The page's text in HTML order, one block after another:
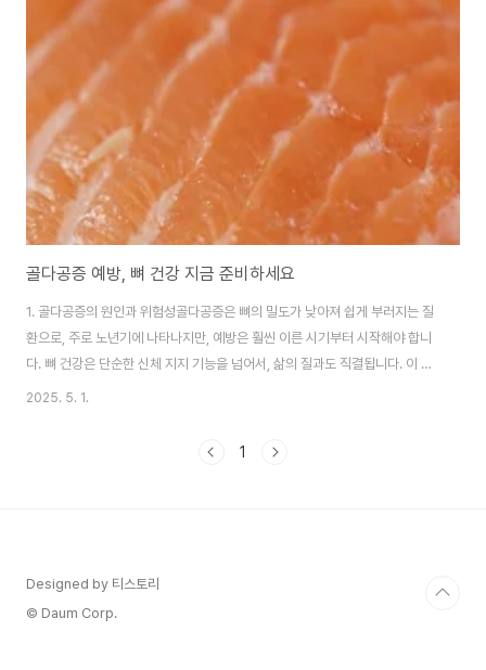
이해하고 조기에 대처할 수 있도록 돕고자 합니다. 수치를 아는 것만으로도 예
방이 쉬워지고, 스스로 건강을 주도할 수 있는 힘이 생깁니다.1. 혈압, 혈당, 콜
레스테롤 – 기초 건강의 핵심혈압은 혈관 건강의 출발점입니다. 일반적으로 수
축기 혈압이 120mm..
골다공증 예방, 뼈 건강 지금 준비하세요
1. 골다공증의 원인과 위험성골다공증은 뼈의 밀도가 낮아져 쉽게 부러지는 질
환으로, 주로 노년기에 나타나지만, 예방은 훨씬 이른 시기부터 시작해야 합니
다. 뼈 건강은 단순한 신체 지지 기능을 넘어서, 삶의 질과도 직결됩니다. 이 글
에서는 골다공증의 원인과 위험성, 예방을 위한 식습관과 운동법, 그리고 일상
2025. 5. 1.
1
Designed by 티스토리
© Daum Corp.